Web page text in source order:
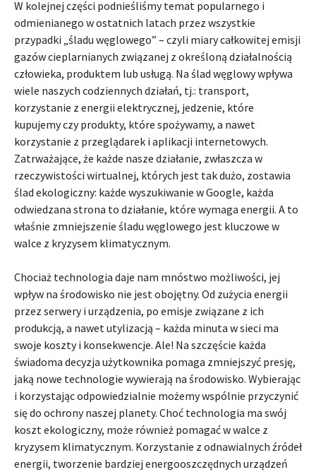
W kolejnej części podnieśliśmy temat popularnego i
odmienianego w ostatnich latach przez wszystkie
przypadki „śladu węglowego” – czyli miary całkowitej emisji
gazów cieplarnianych związanej z określoną działalnością
człowieka, produktem lub usługą. Na ślad węglowy wpływa
wiele naszych codziennych działań, tj.: transport,
korzystanie z energii elektrycznej, jedzenie, które
kupujemy czy produkty, które spożywamy, a nawet
korzystanie z przeglądarek i aplikacji internetowych.
Zatrważające, że każde nasze działanie, zwłaszcza w
rzeczywistości wirtualnej, których jest tak dużo, zostawia
ślad ekologiczny: każde wyszukiwanie w Google, każda
odwiedzana strona to działanie, które wymaga energii. A to
właśnie zmniejszenie śladu węglowego jest kluczowe w
walce z kryzysem klimatycznym.
Chociaż technologia daje nam mnóstwo możliwości, jej
wpływ na środowisko nie jest obojętny. Od zużycia energii
przez serwery i urządzenia, po emisje związane z ich
produkcją, a nawet utylizacją – każda minuta w sieci ma
swoje koszty i konsekwencje. Ale! Na szczęście każda
świadoma decyzja użytkownika pomaga zmniejszyć presję,
jaką nowe technologie wywierają na środowisko. Wybierając
i korzystając odpowiedzialnie możemy wspólnie przyczynić
się do ochrony naszej planety. Choć technologia ma swój
koszt ekologiczny, może również pomagać w walce z
kryzysem klimatycznym. Korzystanie z odnawialnych źródeł
energii, tworzenie bardziej energooszczędnych urządzeń